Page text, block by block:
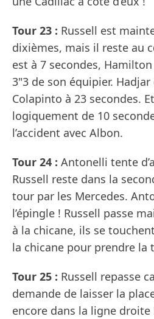
Tour 23 : Russell est
dixièmes, mais il reste au
est à 7 secondes,
3"3 de son équipier. Hadjar
Colapinto à 23 secondes.
logiquement de 10
l’accident avec Albon.
Tour 24 : Antonelli tente
Russell reste dans la
tour par les Mercedes.
l’épingle ! Russell passe
à la chicane, ils se
la chicane pour prendre la
Tour 25 : Russell repasse
demande de laisser la
encore dans la ligne droite